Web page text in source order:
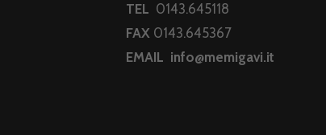
TEL 0143.645118
FAX 0143.645367
EMAIL info@memigavi.it